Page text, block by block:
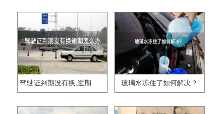
驾驶证到期没有换,逾期怎么办?? 玻璃水冻住了如何解决？